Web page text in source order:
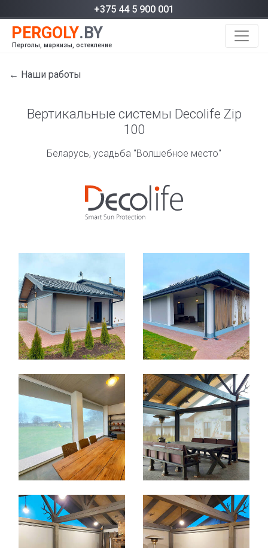
+375 44 5 900 001
Перголы, маркизы, остекление
← Наши работы
Вертикальные системы Decolife Zip
100
Беларусь, усадьба "Волшебное место"